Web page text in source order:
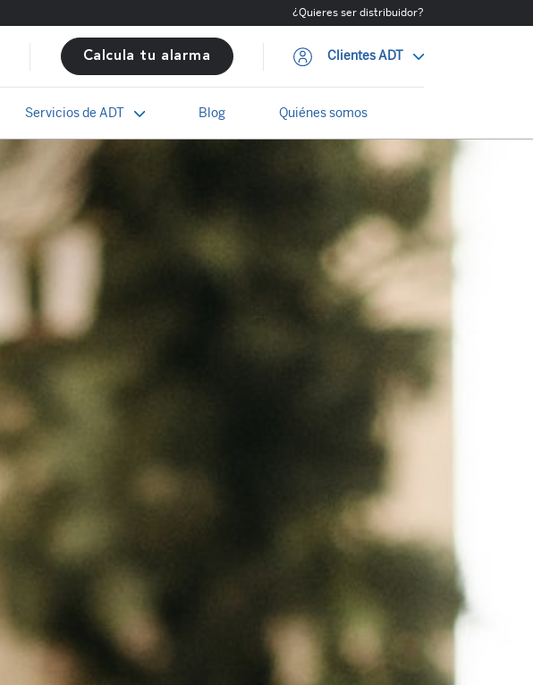
¿Quieres ser distribuidor?
Calcula tu alarma Clientes ADT
Servicios de ADT Blog Quiénes somos